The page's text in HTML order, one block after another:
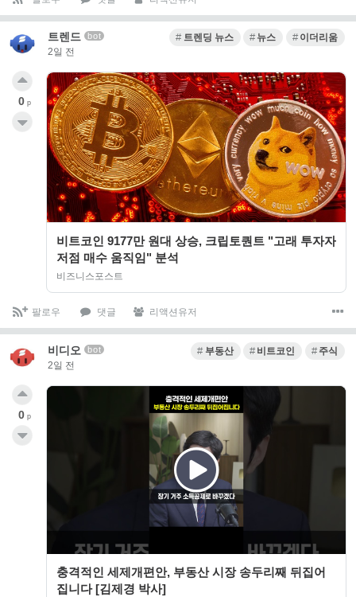
트렌드 bot
2일 전
트렌딩 뉴스 뉴스 이더리움
비트코인 9177만 원대 상승, 크립토퀀트 "고래 투자자
저점 매수 움직임" 분석
비즈니스포스트
0 p
팔로우 댓글 리액션유저
비디오 bot
2일 전
부동산 비트코인 주식
충격적인 세제개편안, 부동산 시장 송두리째 뒤집어
집니다 [김제경 박사]
0 p